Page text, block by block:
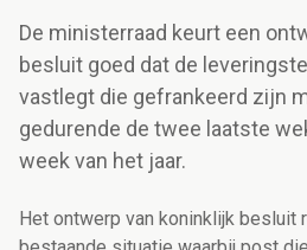
De ministerraad keurt een
besluit goed dat de
vastlegt die gefrankeerd zijn
gedurende de twee laatste
week van het jaar.
Het ontwerp van koninklijk besluit